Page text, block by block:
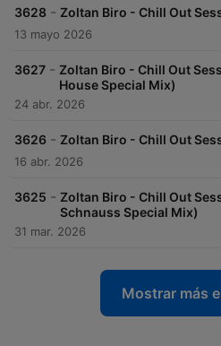
3628 - Zoltan Biro - Chill Out
13 mayo 2026
3627 - Zoltan Biro - Chill Out
House Special Mix)
24 abr. 2026
3626 - Zoltan Biro - Chill Out
16 abr. 2026
3625 - Zoltan Biro - Chill Out
Schnauss Special Mix)
31 mar. 2026
Mostrar más